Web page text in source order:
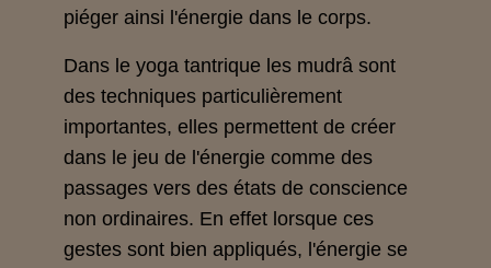
piéger ainsi l'énergie dans le corps.
Dans le yoga tantrique les mudrâ sont
des techniques particulièrement
importantes, elles permettent de créer
dans le jeu de l'énergie comme des
passages vers des états de conscience
non ordinaires. En effet lorsque ces
gestes sont bien appliqués, l'énergie se